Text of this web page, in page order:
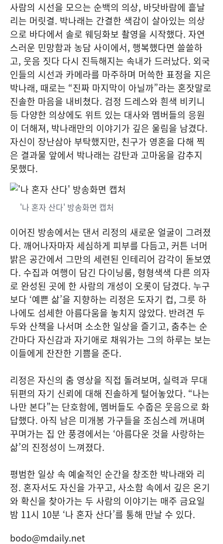
사람의 시선을 모으는 순백의 의상, 바닷바람에 흩날
리는 머릿결. 박나래는 간결한 색감이 살아있는 의상
으로 바다에서 솔로 웨딩화보 촬영을 시작했다. 자연
스러운 민망함과 농담 사이에서, 행복했다면 쓸쓸하
고, 웃음 짓다 다시 진득해지는 속내가 드러났다. 외국
인들의 시선과 카메라를 마주하며 머쓱한 표정을 지은
박나래, 때로는 “진짜 마지막이 아닐까”라는 혼잣말로
진솔한 마음을 내비쳤다. 검정 드레스와 흰색 비키니
등 다양한 의상에도 위트 있는 대사와 멤버들의 응원
이 더해져, 박나래만의 이야기가 깊은 울림을 남겼다.
자신이 장난삼아 부탁했지만, 친구가 영혼을 다해 찍
은 결과물 앞에서 박나래는 감탄과 고마움을 감추지
못했다.
'나 혼자 산다' 방송화면 캡처
이어진 방송에서는 댄서 리정의 새로운 얼굴이 그려졌
다. 깨어나자마자 세심하게 피부를 다듬고, 커튼 너머
밝은 공간에서 그만의 세련된 인테리어 감각이 돋보였
다. 수집과 여행이 담긴 다이닝룸, 형형색색 다른 의자
로 완성된 곳에 한 사람의 개성이 오롯이 담겼다. 누구
보다 ‘예쁜 삶’을 지향하는 리정은 도자기 컵, 그릇 하
나에도 섬세한 아름다움을 놓치지 않았다. 반려견 두
두와 산책을 나서며 소소한 일상을 즐기고, 춤추는 순
간마다 자신감과 자기애로 채워가는 그의 하루는 보는
이들에게 잔잔한 기쁨을 준다.
리정은 자신의 춤 영상을 직접 돌려보며, 실력과 무대
뒤편의 자기 신뢰에 대해 진솔하게 털어놓았다. “나는
나만 본다”는 단호함에, 멤버들도 수줍은 웃음으로 화
답했다. 아직 남은 미개봉 가구들을 조심스레 꺼내며
꾸며가는 집 안 풍경에서는 ‘아름다운 것을 사랑하는
삶’의 진정성이 느껴졌다.
평범한 일상 속 예술적인 순간을 창조한 박나래와 리
정. 혼자서도 자신을 가꾸고, 사소함 속에서 깊은 온기
와 확신을 찾아가는 두 사람의 이야기는 매주 금요일
밤 11시 10분 ‘나 혼자 산다’를 통해 만날 수 있다.
bodo@mdaily.net